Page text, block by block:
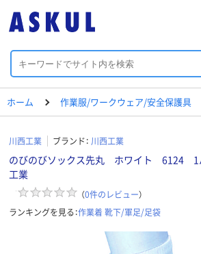
ホーム 作業服/ワークウェア/安全保護具
川西工業 ブランド： 川西工業
のびのびソックス先丸 ホワイト 6124 1
工業
（0件のレビュー）
ランキングを見る：作業着 靴下/軍足/足袋